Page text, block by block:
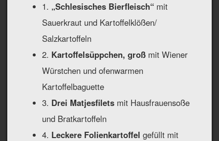
1. „Schlesisches Bierfleisch“ mit
Sauerkraut und Kartoffelklößen/
Salzkartoffeln
2. Kartoffelsüppchen, groß mit Wiener
Würstchen und ofenwarmen
Kartoffelbaguette
3. Drei Matjesfilets mit Hausfrauensoße
und Bratkartoffeln
4. Leckere Folienkartoffel gefüllt mit